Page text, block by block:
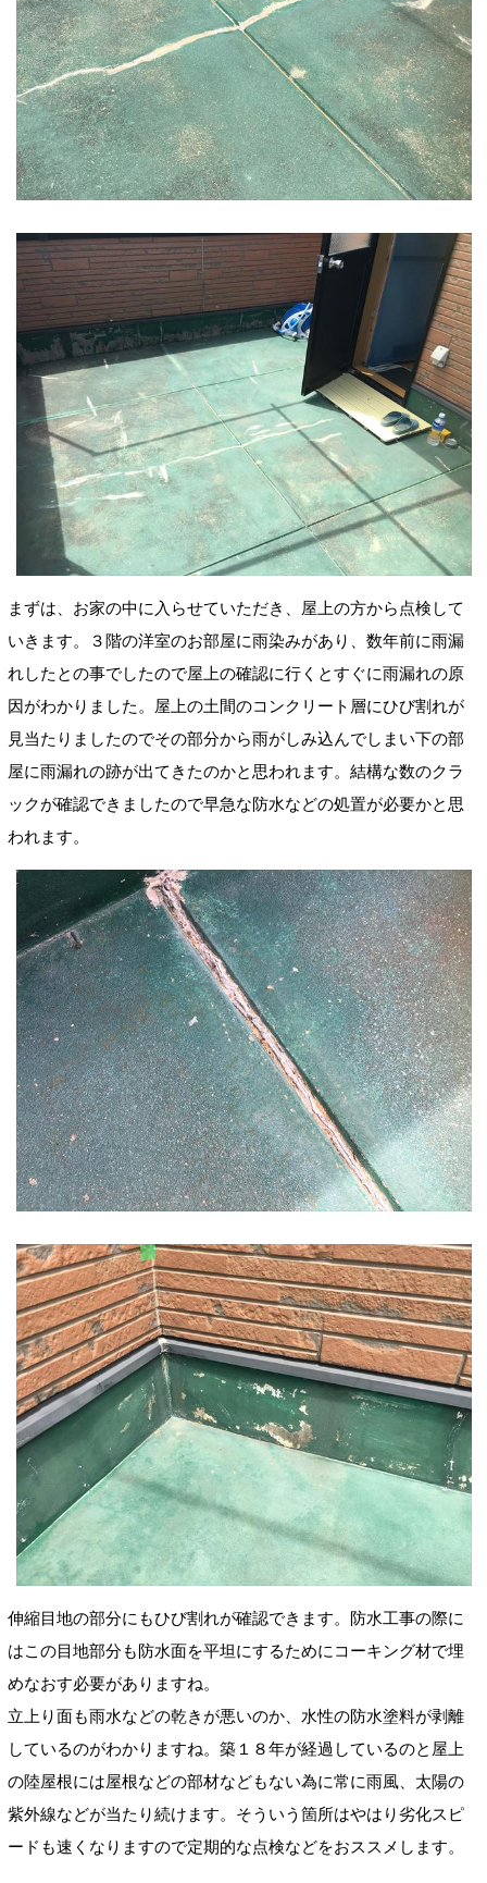
まずは、お家の中に入らせていただき、屋上の方から点検して
いきます。３階の洋室のお部屋に雨染みがあり、数年前に雨漏
れしたとの事でしたので屋上の確認に行くとすぐに雨漏れの原
因がわかりました。屋上の土間のコンクリート層にひび割れが
見当たりましたのでその部分から雨がしみ込んでしまい下の部
屋に雨漏れの跡が出てきたのかと思われます。結構な数のクラ
ックが確認できましたので早急な防水などの処置が必要かと思
われます。
伸縮目地の部分にもひび割れが確認できます。防水工事の際に
はこの目地部分も防水面を平坦にするためにコーキング材で埋
めなおす必要がありますね。
立上り面も雨水などの乾きが悪いのか、水性の防水塗料が剥離
しているのがわかりますね。築１８年が経過しているのと屋上
の陸屋根には屋根などの部材などもない為に常に雨風、太陽の
紫外線などが当たり続けます。そういう箇所はやはり劣化スピ
ードも速くなりますので定期的な点検などをおススメします。